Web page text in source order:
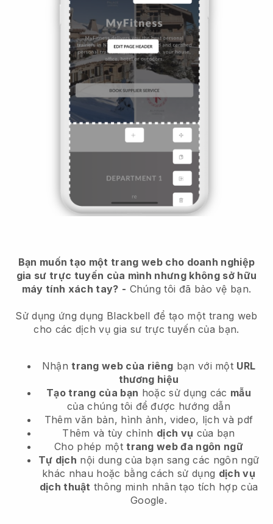
Bạn muốn tạo một trang web cho doanh nghiệp
gia sư trực tuyến của mình nhưng không sở hữu
máy tính xách tay? - Chúng tôi đã bảo vệ bạn.
Sử dụng ứng dụng Blackbell để tạo một trang web
cho các dịch vụ gia sư trực tuyến của bạn.
Nhậntrang web của riêng bạn với một URL
thương hiệu
Tạo trang của bạn hoặc sử dụng các mẫu
của chúng tôi để được hướng dẫn
Thêm văn bản, hình ảnh, video, lịch và pdf
Thêm và tùy chỉnh dịch vụ của bạn
Cho phép mộttrang web đa ngôn ngữ
Tự dịch nội dung của bạn sang các ngôn ngữ
khác nhau hoặc bằng cách sử dụng dịch vụ
dịch thuật thông minh nhân tạo tích hợp của
Google.